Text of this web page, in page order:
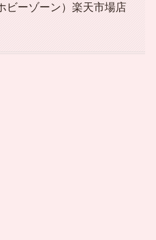
ビーゾーン）楽天市場店